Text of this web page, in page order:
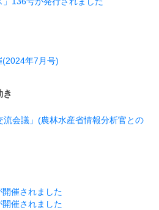
年7月号)
き
会議」(農林水産省情報分析官との
催されました
催されました